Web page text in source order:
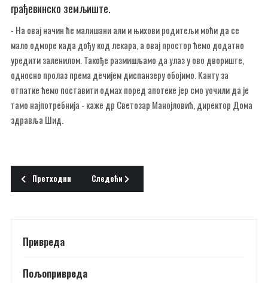
грађевинско земљиште.
- На овај начин ће малишани али и њихови родитељи моћи да се
мало одморе када дођу код лекара, а овај простор ћемо додатно
уредити заленилом. Такође размишљамо да улаз у ово двориште,
односно пролаз према дечијем диспанзеру обојимо. Канту за
отпатке ћемо поставити одмах поред апотеке јер смо уочили да је
тамо најпотребнија - каже др Светозар Манојловић, директор Дома
здравља Шид.
Претходни чланак: НА МЛАДИМА СВЕТ ОСТАЈЕ
Претходни Следећи чланак: ЈЕДНИ КУПУЈУ, ДРУГИ КРАДУ
Следећи
Привреда
Пољопривреда